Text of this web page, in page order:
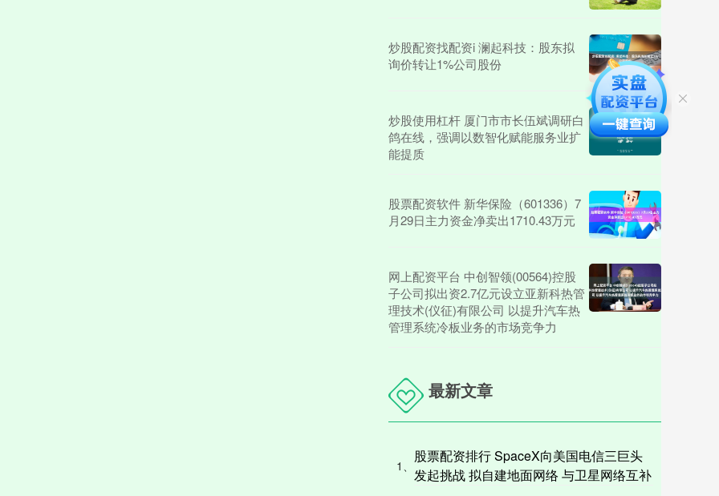
炒股配资找配资i 澜起科技：股东拟
询价转让1%公司股份
炒股使用杠杆 厦门市市长伍斌调研白
鸽在线，强调以数智化赋能服务业扩
能提质
股票配资软件 新华保险（601336）7
月29日主力资金净卖出1710.43万元
网上配资平台 中创智领(00564)控股
子公司拟出资2.7亿元设立亚新科热管
理技术(仪征)有限公司 以提升汽车热
管理系统冷板业务的市场竞争力
最新文章
1、
股票配资排行 SpaceX向美国电信三巨头
发起挑战 拟自建地面网络 与卫星网络互补